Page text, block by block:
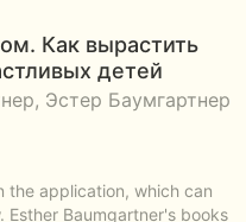
Как вырастить
детей
Эстер Баумгартнер
the application, which can
Baumgartner's books